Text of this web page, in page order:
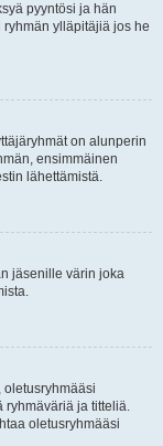
pyyntösi ja hän
ylläpitäjiä jos he
on alunperin
ensimmäinen
lähettämistä.
jäsenille värin joka
oletusryhmääsi
ryhmäväriä ja titteliä.
oletusryhmääsi